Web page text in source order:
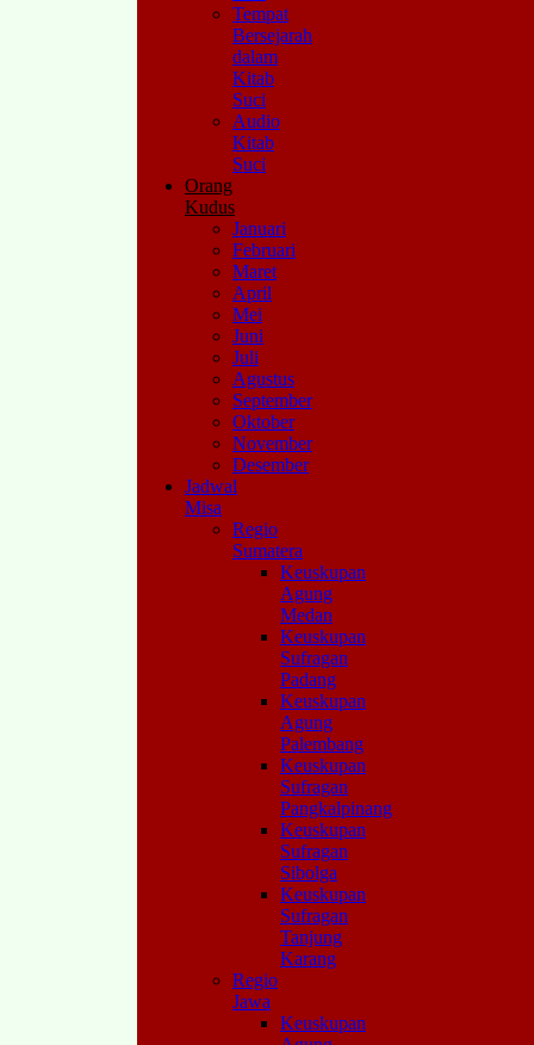
Tempat
Bersejarah
dalam
Kitab
Suci
Audio
Kitab
Suci
Orang
Kudus
Januari
Februari
Maret
April
Mei
Juni
Juli
Agustus
September
Oktober
November
Desember
Jadwal
Misa
Regio
Sumatera
Keuskupan
Agung
Medan
Keuskupan
Sufragan
Padang
Keuskupan
Agung
Palembang
Keuskupan
Sufragan
Pangkalpinang
Keuskupan
Sufragan
Sibolga
Keuskupan
Sufragan
Tanjung
Karang
Regio
Jawa
Keuskupan